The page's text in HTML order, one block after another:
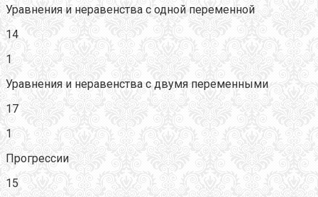
Уравнения и неравенства с одной переменной
14
1
Уравнения и неравенства с двумя переменными
17
1
Прогрессии
15